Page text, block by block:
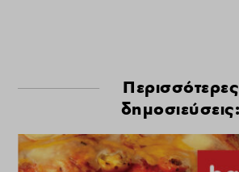
Περισσότερες
δημοσιεύσεις: